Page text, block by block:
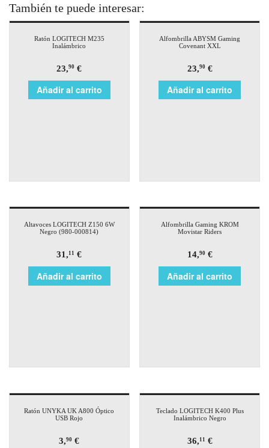
También te puede interesar:
Ratón LOGITECH M235
Inalámbrico
23,90 €
Añadir al carrito
Alfombrilla ABYSM Gaming
Covenant XXL
23,90€
Añadir al carrito
Altavoces LOGITECH Z150 6W
Negro (980-000814)
31,11 €
Añadir al carrito
Alfombrilla Gaming KROM
Movistar Riders
14,90€
Añadir al carrito
Ratón UNYKA UK A800 Óptico
USB Rojo
3,90 €
Teclado LOGITECH K400 Plus
Inalámbrico Negro
36,11 €